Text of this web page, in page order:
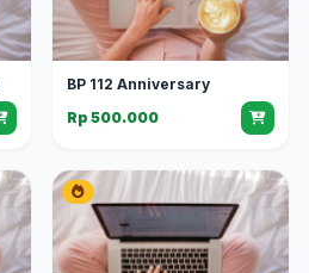
BP 112 Anniversary
Rp 500.000